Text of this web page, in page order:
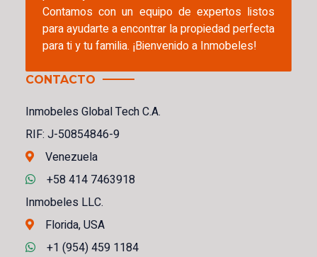
Contamos con un equipo de expertos listos
para ayudarte a encontrar la propiedad perfecta
para ti y tu familia. ¡Bienvenido a Inmobeles!
CONTACTO
Inmobeles Global Tech C.A.
RIF: J-50854846-9
Venezuela
+58 414 7463918
Inmobeles LLC.
Florida, USA
+1 (954) 459 1184